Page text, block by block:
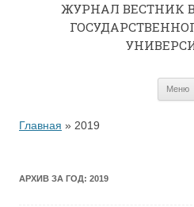
ЖУРНАЛ ВЕСТНИК
Меню
Главная » 2019
АРХИВ ЗА ГОД: 2019